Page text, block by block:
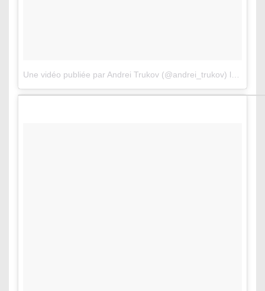
Une vidéo publiée par Andrei Trukov (@andrei_trukov) le